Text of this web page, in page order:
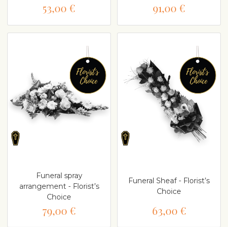
53,00 € 91,00 €
Funeral spray
arrangement - Florist’s
Choice
79,00 €
Funeral Sheaf - Florist’s
Choice
63,00 €